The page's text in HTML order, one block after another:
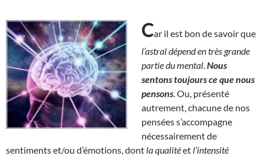
Car il est bon de savoir que
l’astral dépend en très grande
partie du mental Nous
sentons toujours ce que nous
pensons . Ou, présenté
autrement, chacune de nos
pensées s’accompagne
nécessairement de
sentiments et/ou d’émotions, dont la qualitéet l’intensité